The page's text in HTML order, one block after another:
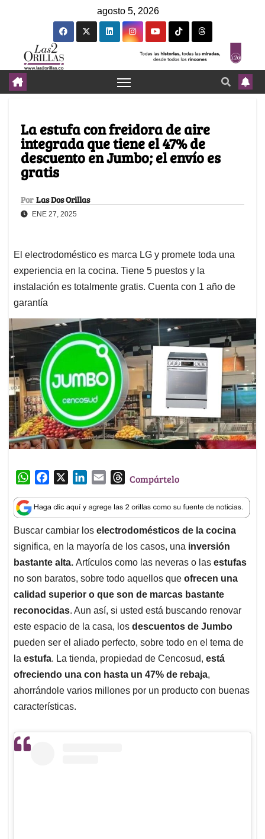
agosto 5, 2026
La estufa con freidora de aire
integrada que tiene el 47% de
descuento en Jumbo; el envío es
gratis
Por Las Dos Orillas
ENE 27, 2025
El electrodoméstico es marca LG y promete toda una
experiencia en la cocina. Tiene 5 puestos y la
instalación es totalmente gratis. Cuenta con 1 año de
garantía
W
a
t
s
A
p
p
c
e
b
o
o
k
n
k
e
d
I
n
a
i
l
T
r
e
a
d
s
Compártelo
Buscar cambiar los electrodomésticos de la cocina
significa, en la mayoría de los casos, una inversión
bastante alta. Artículos como las neveras o las estufas
no son baratos, sobre todo aquellos que ofrecen una
calidad superior o que son de marcas bastante
reconocidas. Aun así, si usted está buscando renovar
este espacio de la casa, los descuentos de Jumbo
pueden ser el aliado perfecto, sobre todo en el tema de
la estufa. La tienda, propiedad de Cencosud, está
ofreciendo una con hasta un 47% de rebaja,
ahorrándole varios millones por un producto con buenas
características.